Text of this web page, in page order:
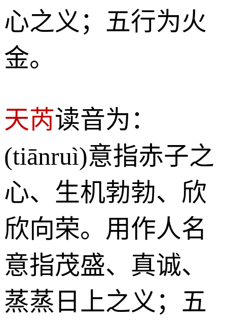
心之义；五行为火
金。
天芮读音为：
(tiānruì)意指赤子之
心、生机勃勃、欣
欣向荣。用作人名
意指茂盛、真诚、
蒸蒸日上之义；五